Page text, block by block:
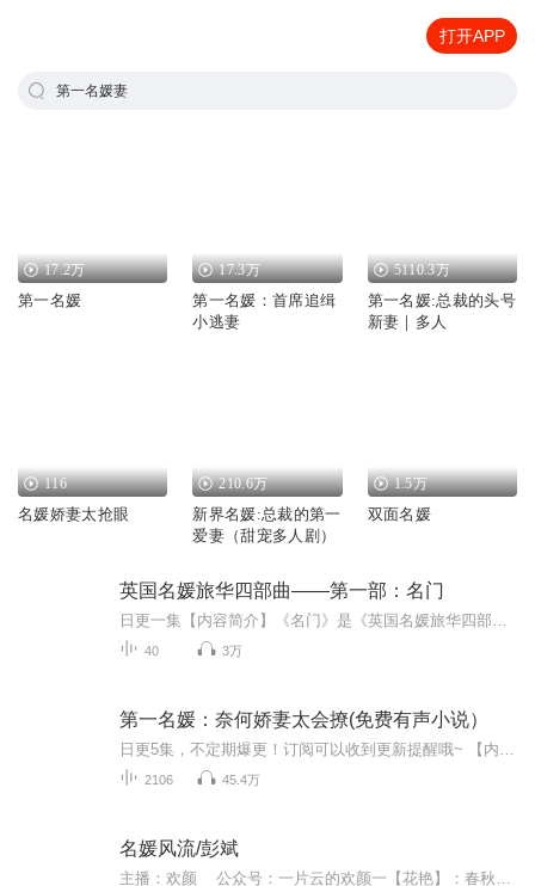
打开APP
第一名媛妻
17.2万
第一名媛
17.3万
第一名媛：首席追缉
小逃妻
5110.3万
第一名媛:总裁的头号
新妻｜多人
116
名媛娇妻太抢眼
210.6万
新界名媛:总裁的第一
爱妻（甜宠多人剧）
1.5万
双面名媛
英国名媛旅华四部曲——第一部：名门
40 3万
第一名媛：奈何娇妻太会撩(免费有声小说）
2106 45.4万
名媛风流/彭斌